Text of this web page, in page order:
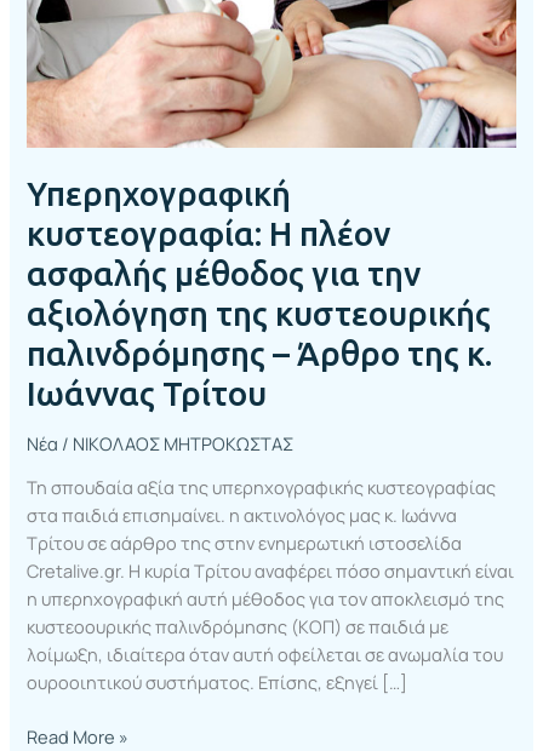
Υπερηχογραφική
κυστεογραφία: Η πλέον
ασφαλής μέθοδος για την
αξιολόγηση της κυστεουρικής
παλινδρόμησης – Άρθρο της κ.
Ιωάννας Τρίτου
Νέα / ΝΙΚΟΛΑΟΣ ΜΗΤΡΟΚΩΣΤΑΣ
Τη σπουδαία αξία της υπερηχογραφικής κυστεογραφίας
στα παιδιά επισημαίνει. η ακτινολόγος μας κ. Ιωάννα
Τρίτου σε αάρθρο της στην ενημερωτική ιστοσελίδα
Cretalive.gr. Η κυρία Τρίτου αναφέρει πόσο σημαντική είναι
η υπερηχογραφική αυτή μέθοδος για τον αποκλεισμό της
κυστεοουρικής παλινδρόμησης (ΚΟΠ) σε παιδιά με
λοίμωξη, ιδιαίτερα όταν αυτή οφείλεται σε ανωμαλία του
ουροοιητικού συστήματος. Επίσης, εξηγεί […]
την
αξιολόγηση
της
κυστεουρικής
παλινδρόμησης
Άρθρο
της
κ.
Ιωάννας
Τρίτου
Read More »